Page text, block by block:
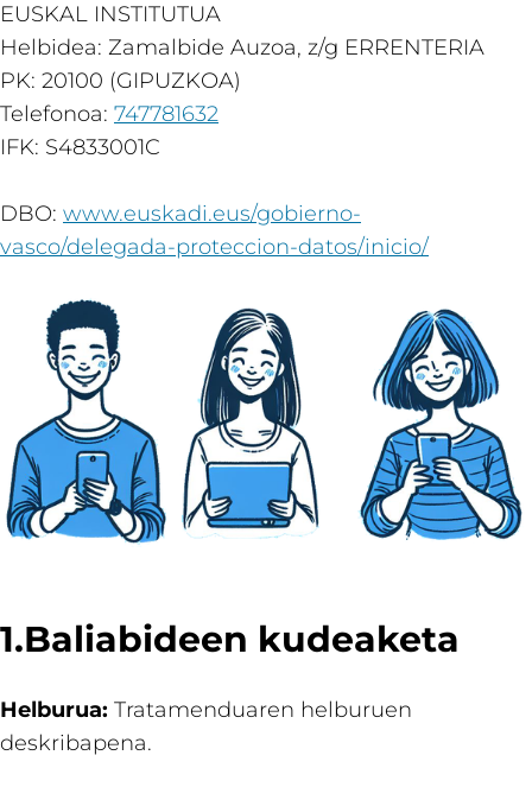
EUSKAL INSTITUTUA
Helbidea: Zamalbide Auzoa, z/g ERRENTERIA
PK: 20100 (GIPUZKOA)
Telefonoa: 747781632
IFK: S4833001C
DBO: www.euskadi.eus/gobierno-
vasco/delegada-proteccion-datos/inicio/
1.Baliabideen kudeaketa
Helburua: Tratamenduaren helburuen
deskribapena.